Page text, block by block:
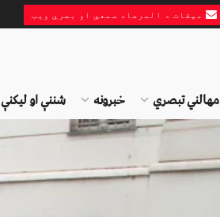
میقات د المرصاد سمعي او بصري ویب
مهالني تبصري خبرونه شننې او لیکنې